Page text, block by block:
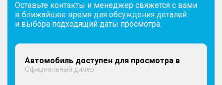
Оставьте контакты и менеджер свяжется с вами
в ближайшее время для обсуждения деталей
и выбора подходящий даты просмотра.
Автомобиль доступен для просмотра в
Официальный дилер